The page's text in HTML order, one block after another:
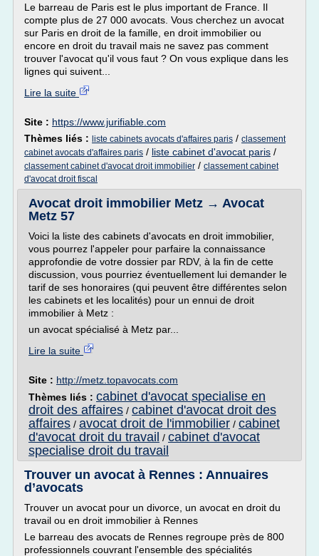
Le barreau de Paris est le plus important de France. Il
compte plus de 27 000 avocats. Vous cherchez un avocat
sur Paris en droit de la famille, en droit immobilier ou
encore en droit du travail mais ne savez pas comment
trouver l'avocat qu'il vous faut ? On vous explique dans les
lignes qui suivent...
Lire la suite
Site : https://www.jurifiable.com
Thèmes liés : liste cabinets avocats d'affaires paris / classement
cabinet avocats d'affaires paris / liste cabinet d'avocat paris /
classement cabinet d'avocat droit immobilier / classement cabinet
d'avocat droit fiscal
Avocat droit immobilier Metz → Avocat
Metz 57
Voici la liste des cabinets d'avocats en droit immobilier,
vous pourrez l'appeler pour parfaire la connaissance
approfondie de votre dossier par RDV, à la fin de cette
discussion, vous pourriez éventuellement lui demander le
tarif de ses honoraires (qui peuvent être différentes selon
les cabinets et les localités) pour un ennui de droit
immobilier à Metz :
un avocat spécialisé à Metz par...
Lire la suite
Site : http://metz.topavocats.com
Thèmes liés : cabinet d'avocat specialise en
droit des affaires / cabinet d'avocat droit des
affaires / avocat droit de l'immobilier / cabinet
d'avocat droit du travail / cabinet d'avocat
specialise droit du travail
Trouver un avocat à Rennes : Annuaires
d’avocats
Trouver un avocat pour un divorce, un avocat en droit du
travail ou en droit immobilier à Rennes
Le barreau des avocats de Rennes regroupe près de 800
professionnels couvrant l'ensemble des spécialités